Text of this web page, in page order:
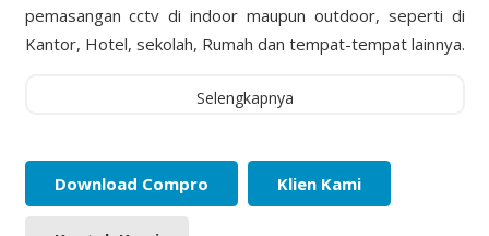
pemasangan cctv di indoor maupun outdoor, seperti di
Kantor, Hotel, sekolah, Rumah dan tempat-tempat lainnya.
Selengkapnya
Download Compro Klien Kami